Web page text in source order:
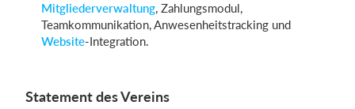
Mitgliederverwaltung, Zahlungsmodul,
Teamkommunikation, Anwesenheitstracking und
Website-Integration.
Statement des Vereins